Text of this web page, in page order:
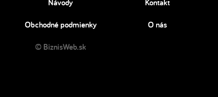
Návody Kontakt
Obchodné podmienky O nás
© BiznisWeb.sk